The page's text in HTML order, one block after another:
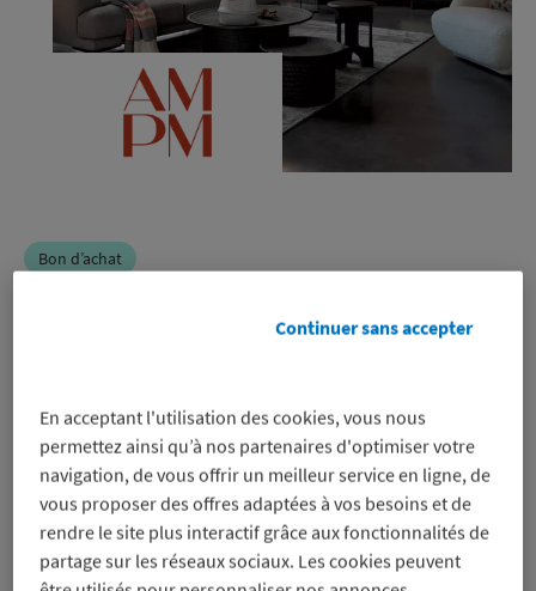
Bon d’achat
-5%
sur un bon d’achat pour régler en
ligne uniquement, même sur les
promos
Voir les conditions
Profitez-en
En acceptant l'utilisation des cookies, vous nous
permettez ainsi qu’à nos partenaires d'optimiser votre
navigation, de vous offrir un meilleur service en ligne, de
vous proposer des offres adaptées à vos besoins et de
rendre le site plus interactif grâce aux fonctionnalités de
partage sur les réseaux sociaux. Les cookies peuvent
Continuer sans accepter